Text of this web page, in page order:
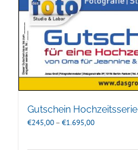
Gutschein Hochzeitsserie
€245,00– €1.695,00Preisspanne: